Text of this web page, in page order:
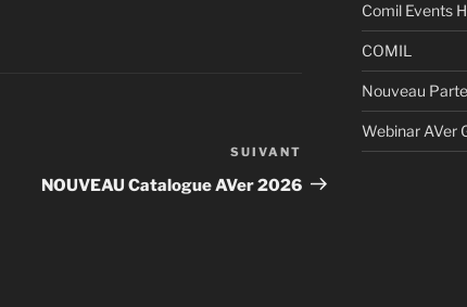
SUIVANT
NOUVEAU Catalogue AVer 2026
Comil Events
COMIL
Nouveau
Webinar AVer